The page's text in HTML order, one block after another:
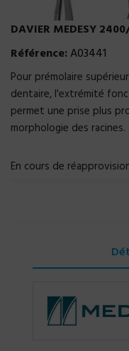
DAVIER MEDESY
Référence:A03441
Pour prémolaire
dentaire, l'extrémité
permet une prise plus
morphologie des
En cours de